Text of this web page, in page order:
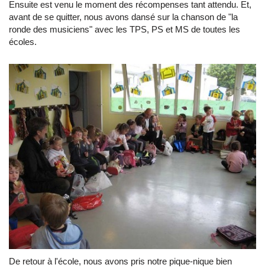
Ensuite est venu le moment des récompenses tant attendu. Et,
avant de se quitter, nous avons dansé sur la chanson de "la
ronde des musiciens" avec les TPS, PS et MS de toutes les
écoles.
De retour à l'école, nous avons pris notre pique-nique bien